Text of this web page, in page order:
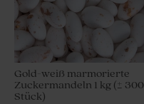
Gold-weiß marmorierte
Zuckermandeln 1 kg (± 300
Stück)